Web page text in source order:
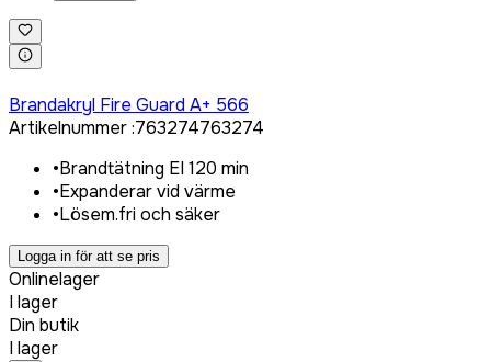
Brandakryl Fire Guard A+ 566
Artikelnummer:763274763274
•Brandtätning EI 120 min
•Expanderar vid värme
•Lösem.fri och säker
Logga in för att se pris
Onlinelager
I lager
Din butik
I lager